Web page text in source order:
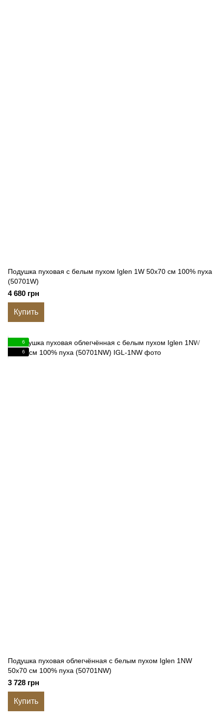
Подушка пуховая с белым пухом Iglen 1W 50x70 см 100% пуха
(50701W)
4 680 грн
Купить
6
6
Подушка пуховая облегчённая с белым пухом Iglen 1NW
50x70 см 100% пуха (50701NW)
3 728 грн
Купить